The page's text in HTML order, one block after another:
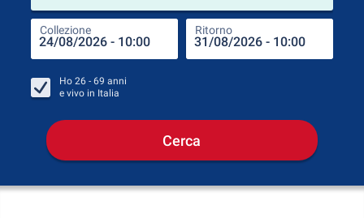
Collezione Ritorno
Ho 26 - 69 anni
e vivo in Italia
Cerca